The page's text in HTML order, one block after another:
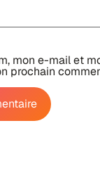
mon e-mail et
prochain